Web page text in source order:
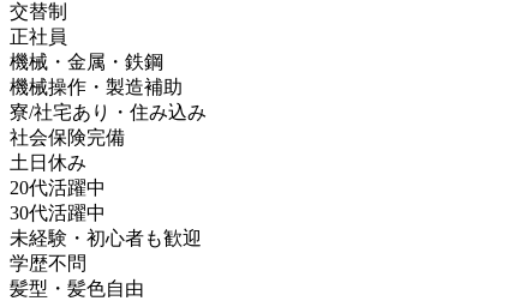
交替制
正社員
機械・金属・鉄鋼
機械操作・製造補助
寮/社宅あり・住み込み
社会保険完備
土日休み
20代活躍中
30代活躍中
未経験・初心者も歓迎
学歴不問
髪型・髪色自由